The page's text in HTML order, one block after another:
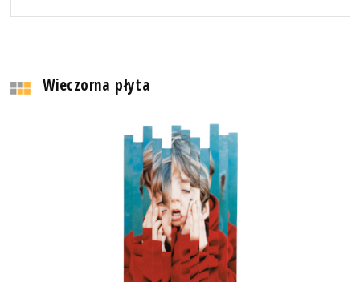
Wieczorna płyta